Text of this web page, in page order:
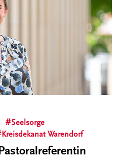
Seelsorge
Kreisdekanat Warendorf